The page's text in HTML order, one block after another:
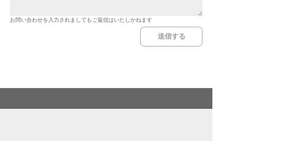
お問い合わせを入力されましてもご返信はいたしかねます